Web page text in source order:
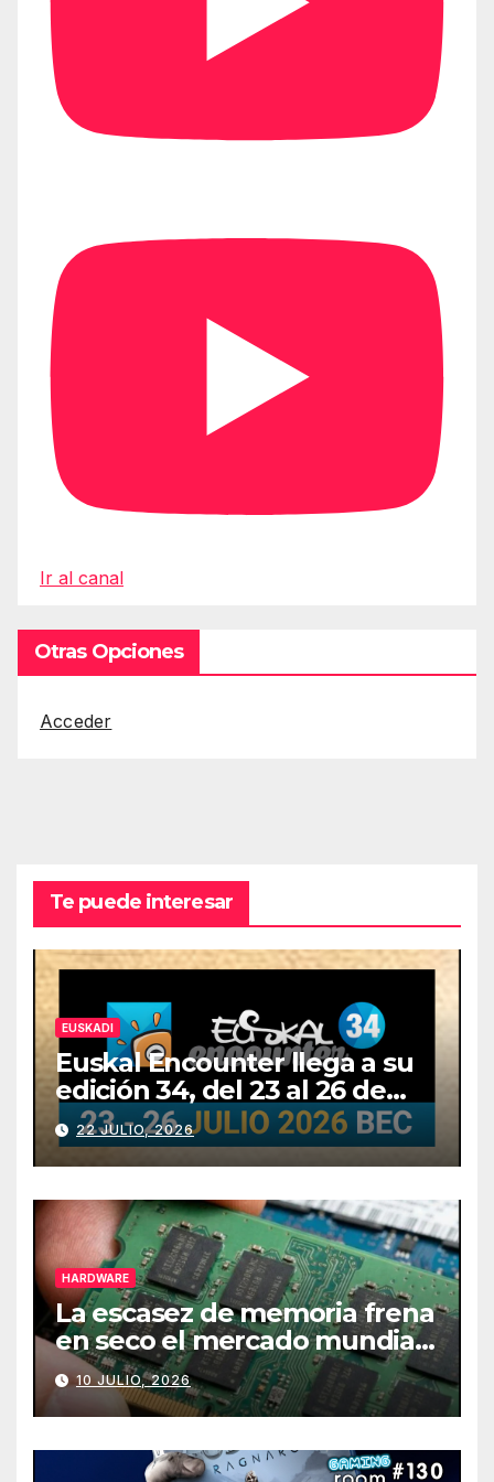
Ir al canal
Otras Opciones
Acceder
Te puede interesar
EUSKADI
Euskal Encounter llega a su
edición 34, del 23 al 26 de
julio
22 JULIO, 2026
HARDWARE
La escasez de memoria frena
en seco el mercado mundial
de PCs
10 JULIO, 2026